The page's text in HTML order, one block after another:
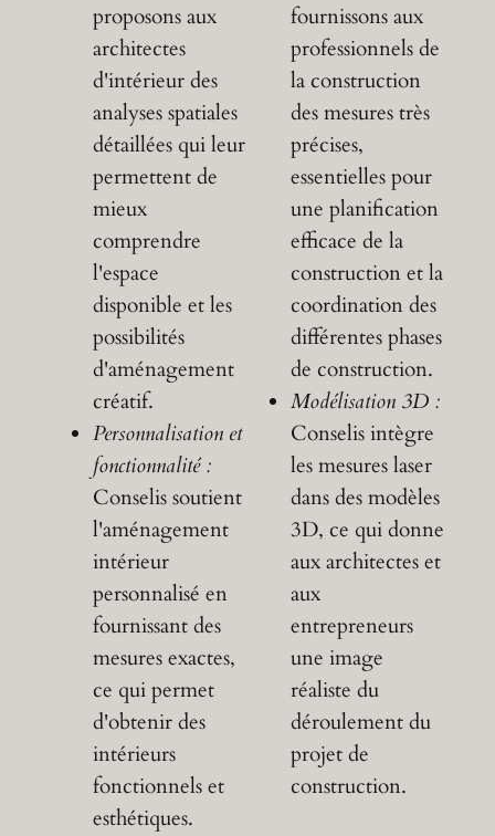
proposons aux
architectes
d'intérieur des
analyses spatiales
détaillées qui leur
permettent de
mieux
comprendre
l'espace
disponible et les
possibilités
d'aménagement
créatif.
Personnalisation et
fonctionnalité :
Conselis soutient
l'aménagement
intérieur
personnalisé en
fournissant des
mesures exactes,
ce qui permet
d'obtenir des
intérieurs
fonctionnels et
esthétiques.
fournissons aux
professionnels de
la construction
des mesures très
précises,
essentielles pour
une planification
efficace de la
construction et la
coordination des
différentes phases
de construction.
Modélisation 3D :
Conselis intègre
les mesures laser
dans des modèles
3D, ce qui donne
aux architectes et
aux
entrepreneurs
une image
réaliste du
déroulement du
projet de
construction.